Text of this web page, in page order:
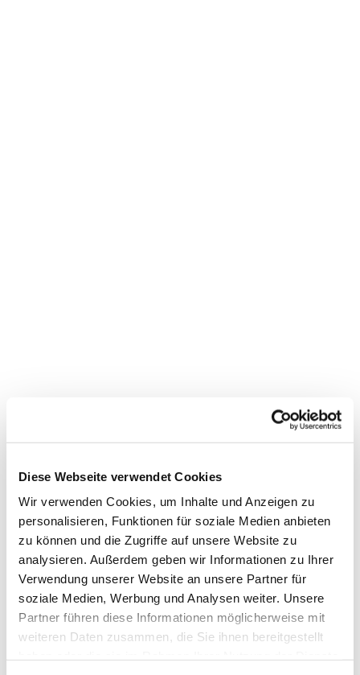
Diese Webseite verwendet Cookies
Wir verwenden Cookies, um Inhalte und Anzeigen zu
personalisieren, Funktionen für soziale Medien anbieten
zu können und die Zugriffe auf unsere Website zu
analysieren. Außerdem geben wir Informationen zu Ihrer
Verwendung unserer Website an unsere Partner für
soziale Medien, Werbung und Analysen weiter. Unsere
Partner führen diese Informationen möglicherweise mit
weiteren Daten zusammen, die Sie ihnen bereitgestellt